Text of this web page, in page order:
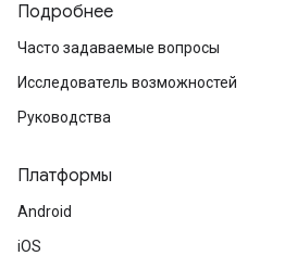
Подробнее
Часто задаваемые вопросы
Исследователь возможностей
Руководства
Платформы
Android
iOS